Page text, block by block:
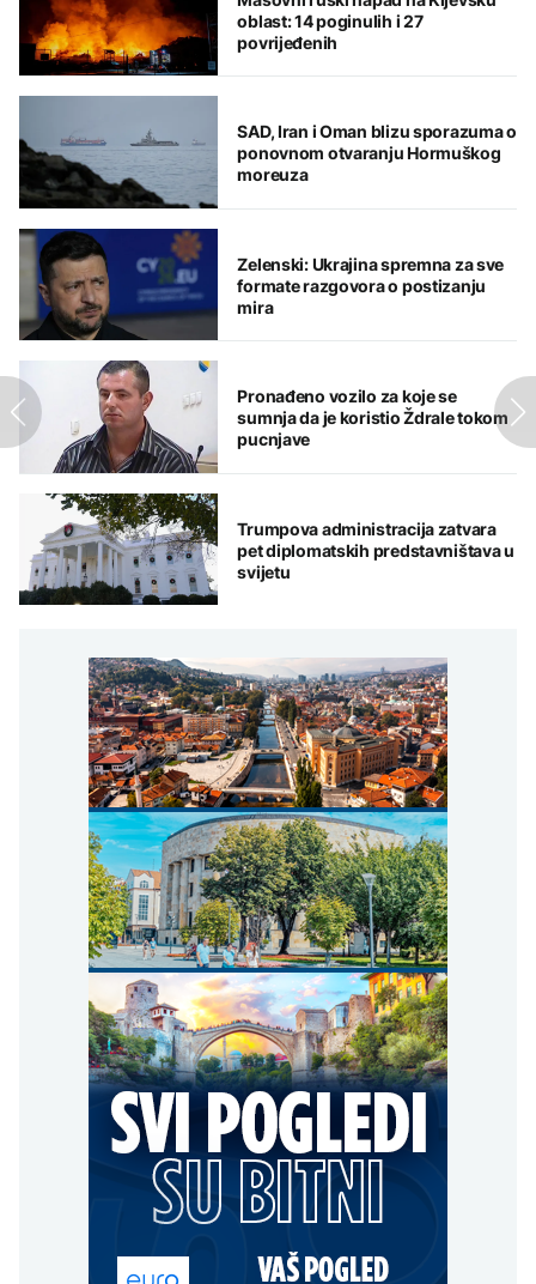
oblast: 14 poginulih i 27
povrijeđenih
SAD, Iran i Oman blizu sporazuma o
ponovnom otvaranju Hormuškog
moreuza
Zelenski: Ukrajina spremna za sve
formate razgovora o postizanju
mira
Pronađeno vozilo za koje se
sumnja da je koristio Ždrale tokom
pucnjave
Trumpova administracija zatvara
pet diplomatskih predstavništava u
svijetu